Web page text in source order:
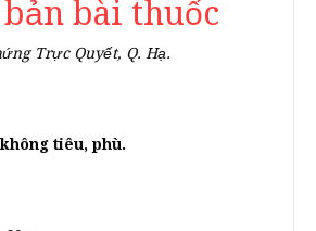
bài thuốc
Trực Quyết, Q. Hạ.
tiêu, phù.